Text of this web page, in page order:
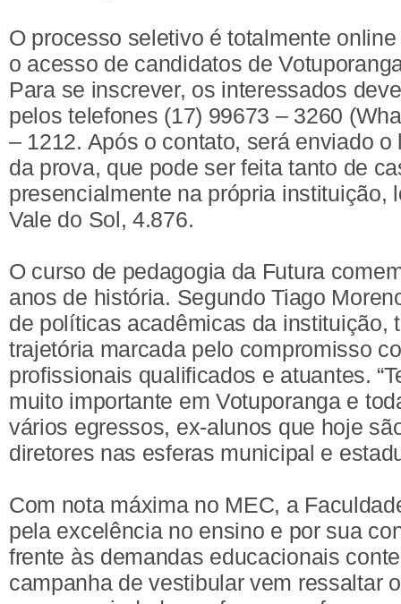
O processo seletivo é totalmente
o acesso de candidatos de
Para se inscrever, os interessados
pelos telefones (17) 99673 – 3260
– 1212. Após o contato, será enviado
da prova, que pode ser feita tanto de
presencialmente na própria instituição,
Vale do Sol, 4.876.
O curso de pedagogia da Futura
anos de história. Segundo Tiago
de políticas acadêmicas da instituição,
trajetória marcada pelo compromisso
profissionais qualificados e atuantes.
muito importante em Votuporanga e
vários egressos, ex-alunos que hoje
diretores nas esferas municipal e
Com nota máxima no MEC, a
pela excelência no ensino e por sua
frente às demandas educacionais
campanha de vestibular vem ressaltar